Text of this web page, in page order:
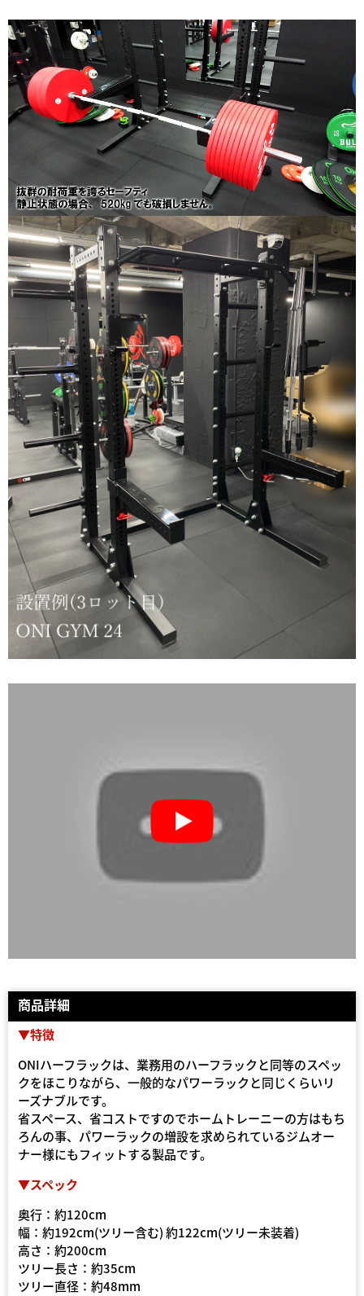
商品詳細
▼特徴
ONIハーフラックは、業務用のハーフラックと同等のスペッ
クをほこりながら、一般的なパワーラックと同じくらいリ
ーズナブルです。
省スペース、省コストですのでホームトレーニーの方はもち
ろんの事、パワーラックの増設を求められているジムオー
ナー様にもフィットする製品です。
▼スペック
奥行：約120cm
幅：約192cm(ツリー含む) 約122cm(ツリー未装着)
高さ：約200cm
ツリー長さ：約35cm
ツリー直径：約48mm